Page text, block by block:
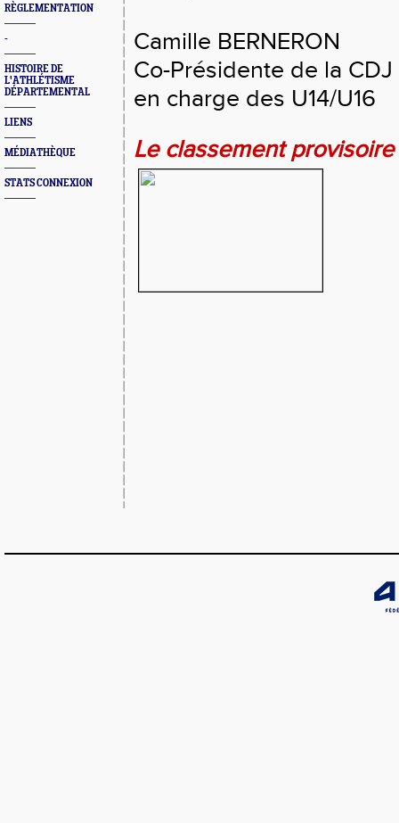
RÈGLEMENTATION
-
HISTOIRE DE
L'ATHLÉTISME
DÉPARTEMENTAL
LIENS
MÉDIATHÈQUE
STATS CONNEXION
Camille BERNERON
Co-Présidente de la CDJ
en charge des U14/U16
Le classement provisoire